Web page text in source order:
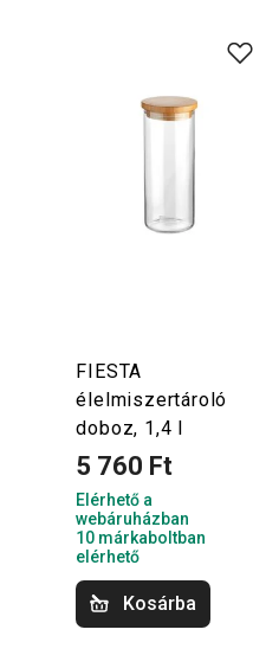
FIESTA
élelmiszertároló
doboz, 1,4 l
5 760 Ft
Elérhető a
webáruházban
10 márkaboltban
elérhető
Kosárba